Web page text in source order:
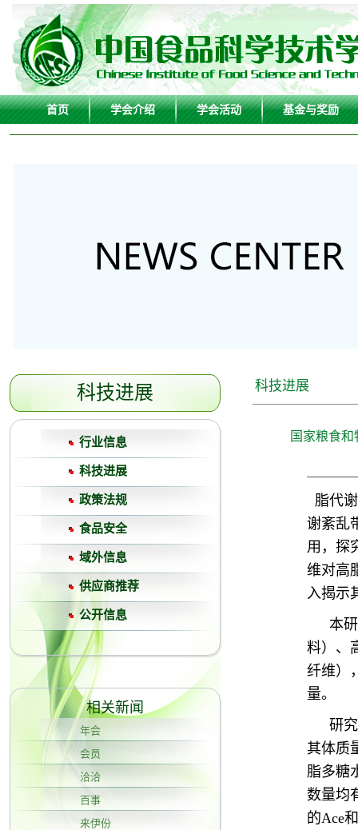
首页 学会介绍 学会活动 基金与奖励
科技进展
行业信息
科技进展
政策法规
食品安全
域外信息
供应商推荐
公开信息
相关新闻
年会
会员
洽洽
百事
来伊份
科技进展
国家粮食
脂代
谢紊乱
用，探
维对高
入揭示
本
料）、
纤维）
量。
研
其体质
脂多糖
数量均
的Ace